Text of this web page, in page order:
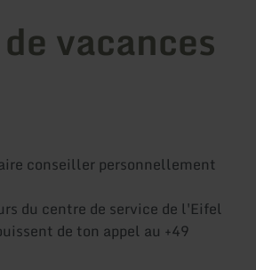
vacances
conseiller personnellement
du centre de service de l'Eifel
de ton appel au +49